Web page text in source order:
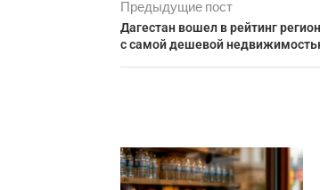
Предыдущие пост
Дагестан вошел в рейтинг
с самой дешевой